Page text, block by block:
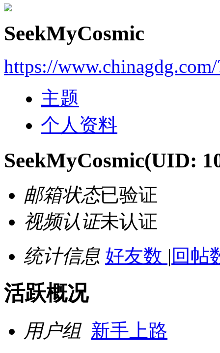
SeekMyCosmic
https://
主题
个人资料
SeekMyCosmic(UID:
邮箱状态已验证
视频认证未认证
统计信息 好友数 | 回帖
活跃概况
用户组 新手上路